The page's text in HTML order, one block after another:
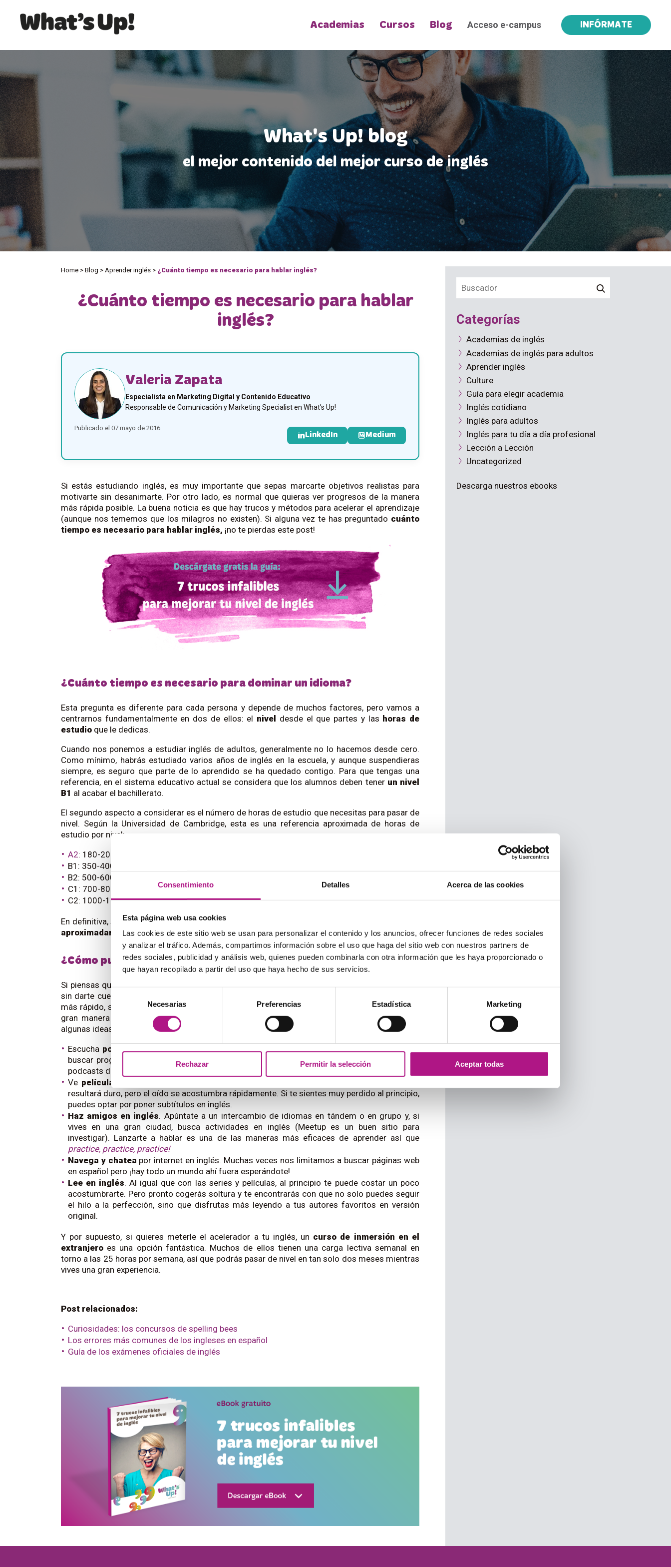
Consentimiento Detalles Acerca de las cookies
Esta página web usa cookies
Las cookies de este sitio web se usan para personalizar el contenido y los anuncios, ofrecer funciones de redes sociales
y analizar el tráfico. Además, compartimos información sobre el uso que haga del sitio web con nuestros partners de
redes sociales, publicidad y análisis web, quienes pueden combinarla con otra información que les haya proporcionado o
que hayan recopilado a partir del uso que haya hecho de sus servicios.
de
consentimiento
Necesarias Preferencias Estadística Marketing
Rechazar Permitir la selección Aceptar todas
Academias Cursos Blog Acceso e-campus INFÓRMATE
What's Up! blog
el mejor contenido del mejor curso de inglés
Home > Blog > Aprender inglés > ¿Cuánto tiempo es necesario para hablar inglés?
¿Cuánto tiempo es necesario para hablar
inglés?
Valeria Zapata
Especialista en Marketing Digital y Contenido Educativo
Responsable de Comunicación y Marketing Specialist en What’s Up!
Publicado el 07 mayo de 2016
LinkedIn Medium
Si estás estudiando inglés, es muy importante que sepas marcarte objetivos realistas para
motivarte sin desanimarte. Por otro lado, es normal que quieras ver progresos de la manera
más rápida posible. La buena noticia es que hay trucos y métodos para acelerar el aprendizaje
(aunque nos tememos que los milagros no existen). Si alguna vez te has preguntado cuánto
tiempo es necesario para hablar inglés, ¡no te pierdas este post!
¿Cuánto tiempo es necesario para dominar un idioma?
Esta pregunta es diferente para cada persona y depende de muchos factores, pero vamos a
centrarnos fundamentalmente en dos de ellos: el nivel desde el que partes y las horas de
estudio que le dedicas.
Cuando nos ponemos a estudiar inglés de adultos, generalmente no lo hacemos desde cero.
Como mínimo, habrás estudiado varios años de inglés en la escuela, y aunque suspendieras
siempre, es seguro que parte de lo aprendido se ha quedado contigo. Para que tengas una
referencia, en el sistema educativo actual se considera que los alumnos deben tener un nivel
B1 al acabar el bachillerato.
El segundo aspecto a considerar es el número de horas de estudio que necesitas para pasar de
nivel. Según la Universidad de Cambridge, esta es una referencia aproximada de horas de
estudio por nivel:
A2: 180-200 horas.
B1: 350-400 horas.
B2: 500-600 horas.
C1: 700-800 horas.
C2: 1000-1200 horas.
En definitiva, si le dedicas 4 o 5 horas de estudio a la semana, puedes esperar pasar cada nivel
aproximadamente en un año .
¿Cómo puedo aprender inglés más rápido?
Si piensas que 200 horas son muchas horas, ¡no te desanimes! El secreto para ir aprendiendo
sin darte cuenta es
más rápido, sino que conseguirás divertirte en inglés y asociarlo a experiencias positivas: ¡una
gran manera de convencer a tu cerebro de que aprender inglés merece la pena! Aquí tienes
algunas ideas para empezar:
Escucha podcastsen inglés mientras vas en coche, en el metro o en el autobús. Puedes
buscar programas específicos para aprender inglés o, si ya tienes cierto nivel, descargarte
podcasts de tus temas favoritos.
Ve películas y series
resultará duro, pero el oído se acostumbra rápidamente. Si te sientes muy perdido al principio,
puedes optar por poner subtítulos en inglés.
Haz amigos en inglés. Apúntate a un intercambio de idiomas en tándem o en grupo y, si
vives en una gran ciudad, busca actividades en inglés (Meetup es un buen sitio para
investigar). Lanzarte a hablar es una de las maneras más eficaces de aprender así que
practice, practice, practice!
Navega y chatea por internet en inglés. Muchas veces nos limitamos a buscar páginas web
en español pero ¡hay todo un mundo ahí fuera esperándote!
Lee en inglés. Al igual que con las series y películas, al principio te puede costar un poco
acostumbrarte. Pero pronto cogerás soltura y te encontrarás con que no solo puedes seguir
el hilo a la perfección, sino que disfrutas más leyendo a tus autores favoritos en versión
original.
Y por supuesto, si quieres meterle el acelerador a tu inglés, un curso de inmersión en el
extranjero es una opción fantástica. Muchos de ellos tienen una carga lectiva semanal en
torno a las 25 horas por semana, así que podrás pasar de nivel en tan solo dos meses mientras
vives una gran experiencia.
Post relacionados:
Curiosidades: los concursos de spelling bees
Los errores más comunes de los ingleses en español
Guía de los exámenes oficiales de inglés
Categorías
Academias de inglés
Academias de inglés para adultos
Aprender inglés
Culture
Guía para elegir academia
Inglés cotidiano
Inglés para adultos
Inglés para tu día a día profesional
Lección a Lección
Uncategorized
Descarga nuestros ebooks